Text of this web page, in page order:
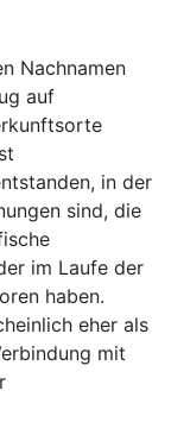
Nachnamen
auf
in der
sind, die
im Laufe der
haben.
eher als
mit